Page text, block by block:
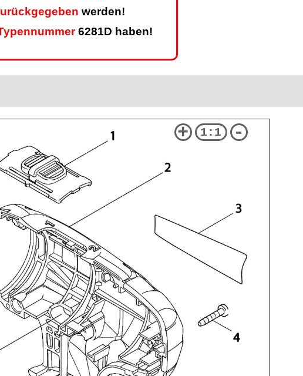
werden!
6281D haben!
+ 1:1 -